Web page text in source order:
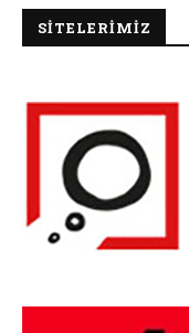
SİTELERİMİZ